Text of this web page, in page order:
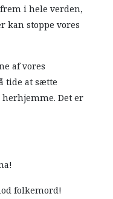
i hele verden,
kan stoppe vores
af vores
tide at sætte
Det er
folkemord!